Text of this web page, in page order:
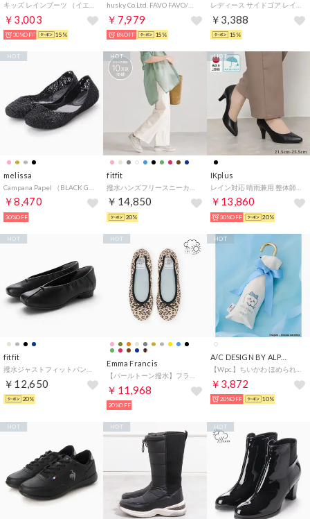
￥3,003
30%OFF 15%
￥7,979
8%OFF 15%
￥3,388
15%
melissa
￥8,470
HOT
30%OFF
fitfit
￥14,850
HOT
20%
IKplus
￥13,860
HOT
30%OFF 20%
fitfit
￥12,650
HOT
20%
Emma Francis
￥11,968
HOT
20%OFF
￥3,872
HOT
20%OFF 10%
HOT HOT HOT